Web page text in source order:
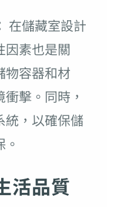
在儲藏室設計
因素也是關
物容器和材
擊。同時，
統，以確保儲
活品質